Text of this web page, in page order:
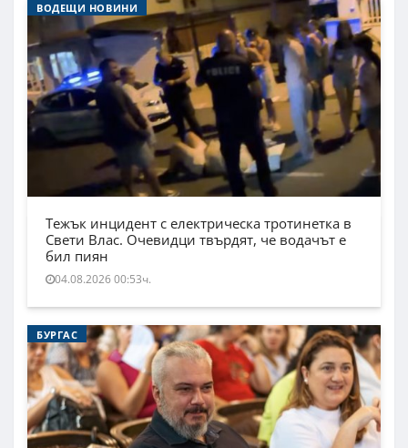
ВОДЕЩИ НОВИНИ
Тежък инцидент с електрическа тротинетка в
Свети Влас. Очевидци твърдят, че водачът е
бил пиян
04.08.2026 00:53ч.
БУРГАС